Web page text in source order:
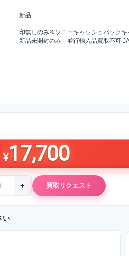
新品
印無しのみ※ソニーキャッシュバック
新品未開封のみ 並行輸入品買取不可
¥17,700
+ 買取リクエスト
い